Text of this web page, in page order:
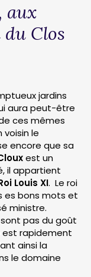
aux
Clos
jardins
aura peut-être
ces mêmes
voisin le
encore que sa
est un
il appartient
Louis XI. Le roi
es bons mots et
ministre.
pas du goût
est rapidement
ainsi la
le domaine